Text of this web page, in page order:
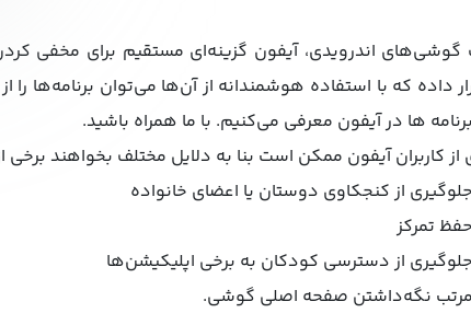
گوشی‌های اندرویدی، آیفون گزینه‌ای مستقیم برای مخفی
ها در آیفون معرفی می‌کنیم. با ما همراه باشید.
از کاربران آیفون ممکن است بنا به دلایل مختلف بخواهند برخی
جلوگیری از کنجکاوی دوستان یا اعضای خانواده
حفظ تمرکز
جلوگیری از دسترسی کودکان به برخی اپلیکیشن‌ها
مرتب نگه‌داشتن صفحه اصلی گوشی.